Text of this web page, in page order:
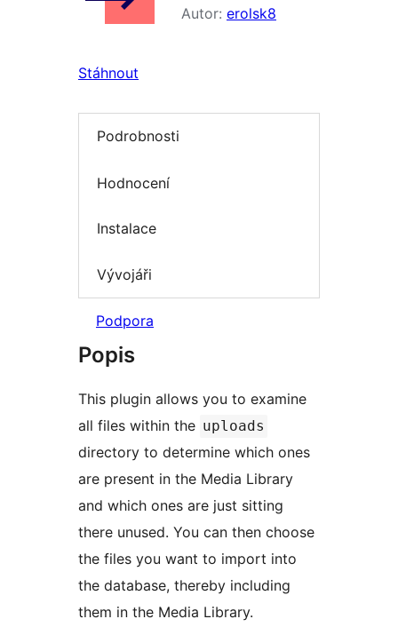
Autor: erolsk8
Stáhnout
Podrobnosti
Hodnocení
Instalace
Vývojáři
Podpora
Popis
This plugin allows you to examine
all files within the uploads
directory to determine which ones
are present in the Media Library
and which ones are just sitting
there unused. You can then choose
the files you want to import into
the database, thereby including
them in the Media Library.